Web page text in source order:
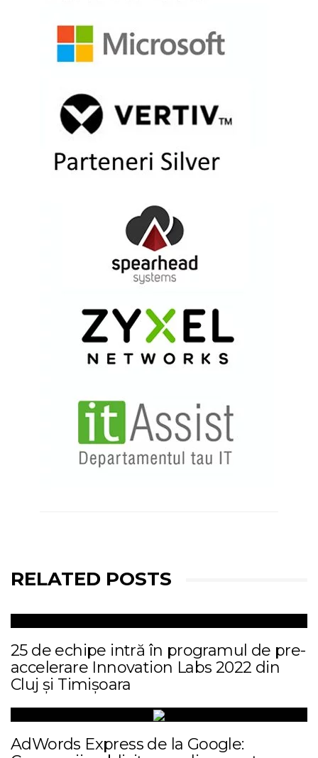
RELATED POSTS
25 de echipe intră în programul de pre-
accelerare Innovation Labs 2022 din
Cluj și Timișoara
AdWords Express de la Google: